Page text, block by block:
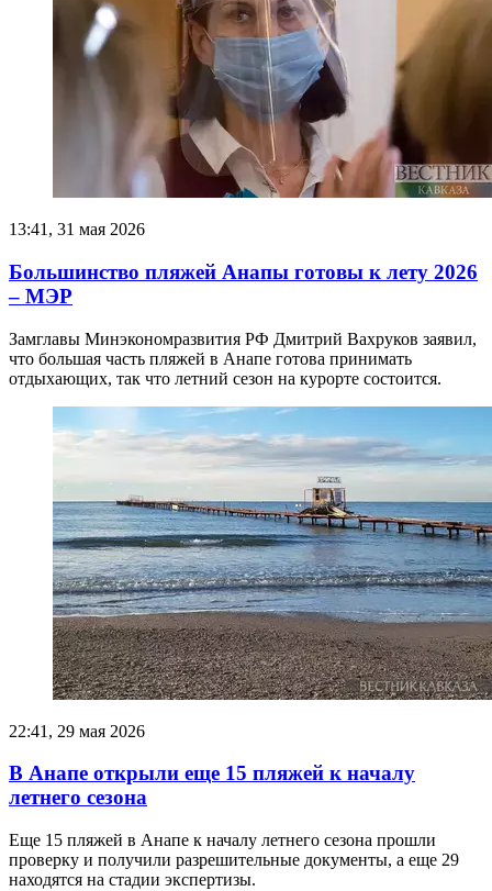
13:41, 31 мая 2026
Большинство пляжей Анапы готовы к лету 2026
– МЭР
Замглавы Минэкономразвития РФ Дмитрий Вахруков заявил,
что большая часть пляжей в Анапе готова принимать
отдыхающих, так что летний сезон на курорте состоится.
22:41, 29 мая 2026
В Анапе открыли еще 15 пляжей к началу
летнего сезона
Еще 15 пляжей в Анапе к началу летнего сезона прошли
проверку и получили разрешительные документы, а еще 29
находятся на стадии экспертизы.